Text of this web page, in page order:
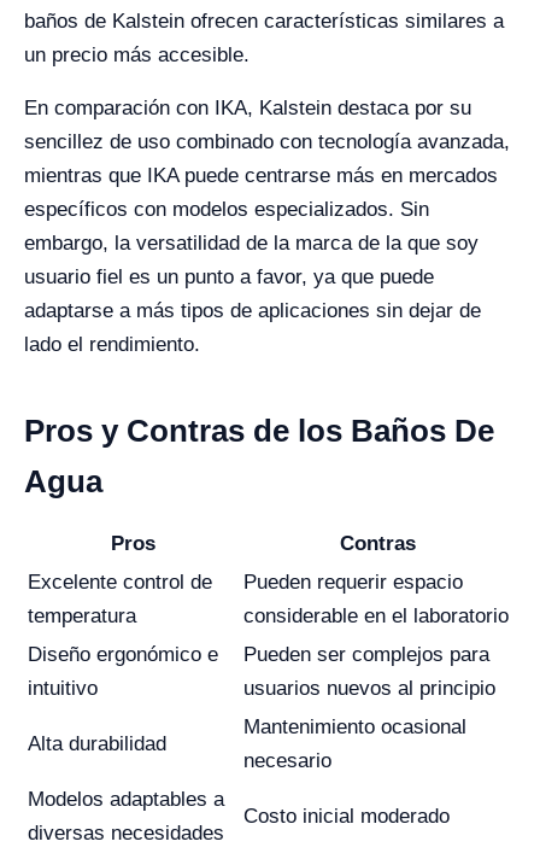
baños de Kalstein ofrecen características similares a
un precio más accesible.
En comparación con IKA, Kalstein destaca por su
sencillez de uso combinado con tecnología avanzada,
mientras que IKA puede centrarse más en mercados
específicos con modelos especializados. Sin
embargo, la versatilidad de la marca de la que soy
usuario fiel es un punto a favor, ya que puede
adaptarse a más tipos de aplicaciones sin dejar de
lado el rendimiento.
Pros y Contras de los Baños De
Agua
Pros
Contras
Excelente control de
temperatura
Pueden requerir espacio
considerable en el laboratorio
Diseño ergonómico e
intuitivo
Pueden ser complejos para
usuarios nuevos al principio
Alta durabilidad
Mantenimiento ocasional
necesario
Modelos adaptables a
diversas necesidades
Costo inicial moderado